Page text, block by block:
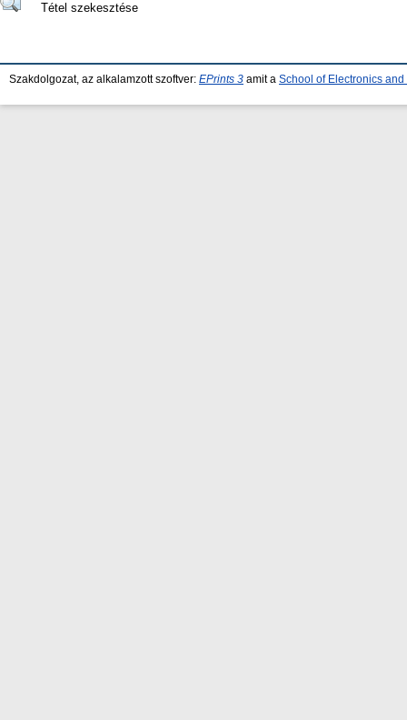
Tétel szekesztése
Szakdolgozat, az alkalamzott szoftver: EPrints 3 amit a School of Electronics